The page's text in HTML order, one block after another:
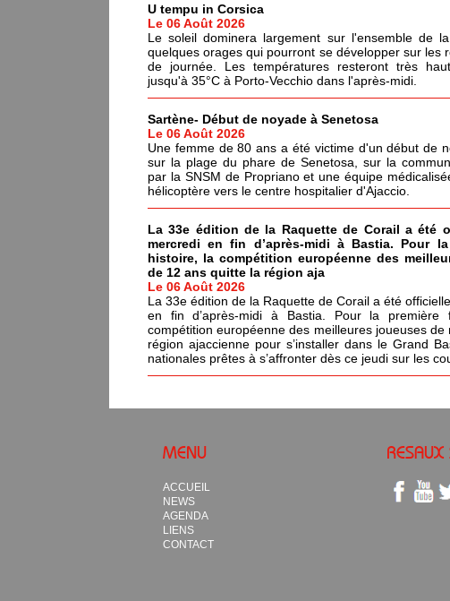
U tempu in Corsica
Le 06 Août 2026
Le soleil dominera largement sur l'ensemble de
quelques orages qui pourront se développer sur les
de journée. Les températures resteront très
jusqu'à 35°C à Porto-Vecchio dans l'après-midi.
Sartène- Début de noyade à Senetosa
Le 06 Août 2026
Une femme de 80 ans a été victime d'un début de
sur la plage du phare de Senetosa, sur la
par la SNSM de Propriano et une équipe
hélicoptère vers le centre hospitalier d'Ajaccio.
La 33e édition de la Raquette de Corail a été
mercredi en fin d’après-midi à Bastia. Pour
histoire, la compétition européenne des
de 12 ans quitte la région aja
Le 06 Août 2026
La 33e édition de la Raquette de Corail a été
en fin d’après-midi à Bastia. Pour la
compétition européenne des meilleures joueuses
région ajaccienne pour s’installer dans le Grand
nationales prêtes à s’affronter dès ce jeudi sur les
MENU
ACCUEIL
NEWS
AGENDA
LIENS
CONTACT